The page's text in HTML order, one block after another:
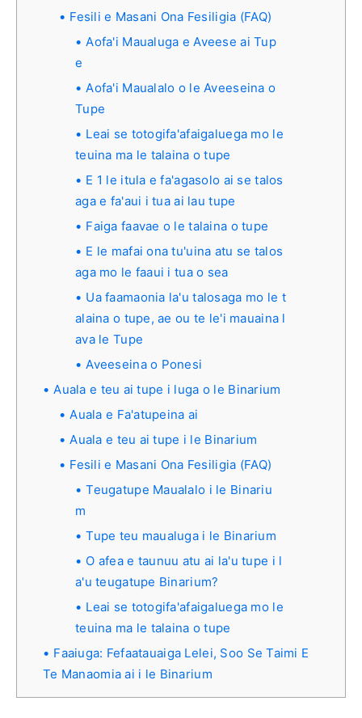
Fesili e Masani Ona Fesiligia (FAQ)
Aofa'i Maualuga e Aveese ai Tup
e
Aofa'i Maualalo o le Aveeseina o
Tupe
Leai se totogifa'afaigaluega mo le
teuina ma le talaina o tupe
E 1 le itula e fa'agasolo ai se talos
aga e fa'aui i tua ai lau tupe
Faiga faavae o le talaina o tupe
E le mafai ona tu'uina atu se talos
aga mo le faaui i tua o sea
Ua faamaonia la'u talosaga mo le t
alaina o tupe, ae ou te le'i mauaina l
ava le Tupe
Aveeseina o Ponesi
Auala e teu ai tupe i luga o le Binarium
Auala e Fa'atupeina ai
Auala e teu ai tupe i le Binarium
Fesili e Masani Ona Fesiligia (FAQ)
Teugatupe Maualalo i le Binariu
m
Tupe teu maualuga i le Binarium
O afea e taunuu atu ai la'u tupe i l
a'u teugatupe Binarium?
Leai se totogifa'afaigaluega mo le
teuina ma le talaina o tupe
Faaiuga: Fefaatauaiga Lelei, Soo Se Taimi E
Te Manaomia ai i le Binarium